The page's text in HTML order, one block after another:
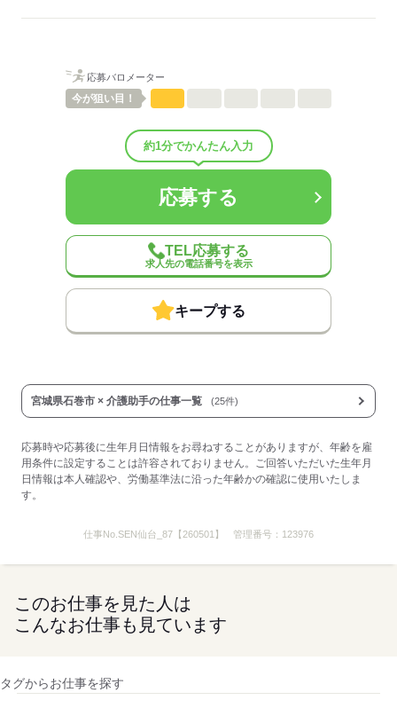
ひとりで
しずか
有料老人ホーム/デイサービス施設/グループホーム/特別養護老人ホ
ーム/病院など
10人
（男5：女5）
平均年齢
医療・介護・福祉関連
応募する
応募バロメーター
今が狙い目！
約1分でかんたん入力
応募する
TEL応募する
求人先の電話番号を表示
キープする
宮城県石巻市 × 介護助手の仕事一覧 (25件)
応募時や応募後に生年月日情報をお尋ねすることがありますが、年齢を雇
用条件に設定することは許容されておりません。ご回答いただいた生年月
日情報は本人確認や、労働基準法に沿った年齢かの確認に使用いたしま
す。
仕事No. SEN仙台_87【260501】 管理番号： 123976
このお仕事を見た人は
こんなお仕事も見ています
タグからお仕事を探す